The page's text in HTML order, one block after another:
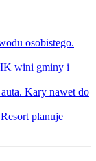
osobistego.
wini gminy i
Kary nawet do
planuje